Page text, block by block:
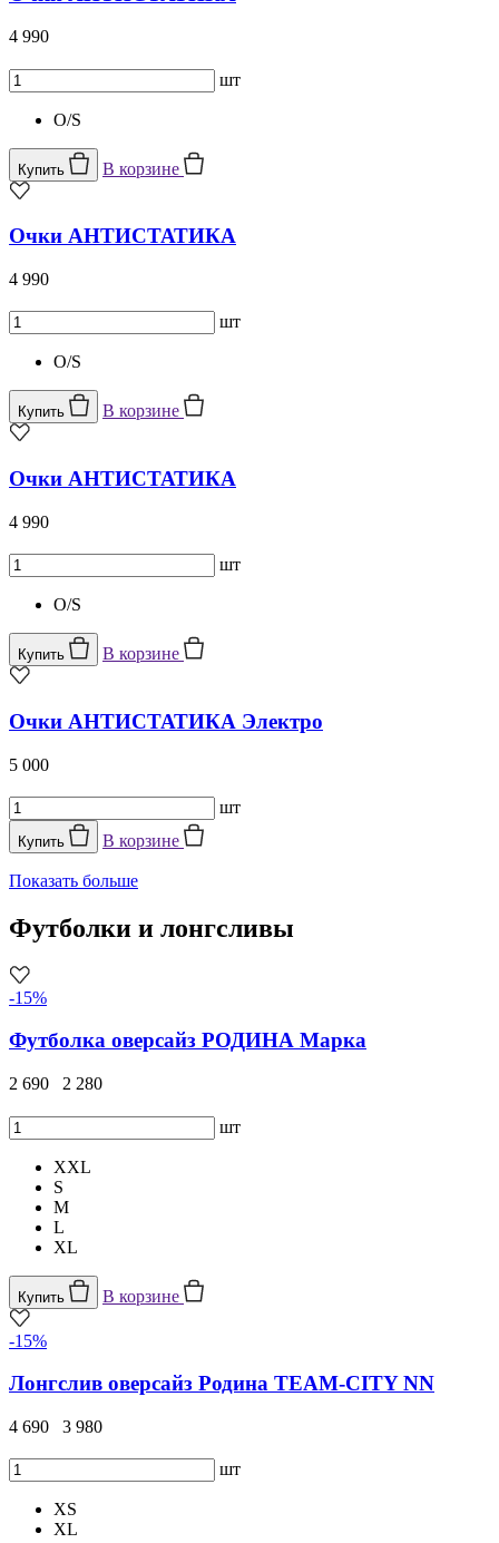
4 990
шт
O/S
Купить В корзине
Очки АНТИСТАТИКА
4 990
шт
O/S
Купить В корзине
Очки АНТИСТАТИКА
4 990
шт
O/S
Купить В корзине
Очки АНТИСТАТИКА Электро
5 000
шт
Купить В корзине
Показать больше
Футболки и лонгсливы
-15%
Футболка оверсайз РОДИНА Марка
2 690 2 280
шт
XXL
S
M
L
XL
Купить В корзине
-15%
Лонгслив оверсайз Родина TEAM-CITY NN
4 690 3 980
шт
XS
XL